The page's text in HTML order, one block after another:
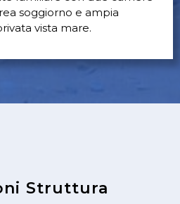
soggiorno e ampia
vista mare.
Struttura